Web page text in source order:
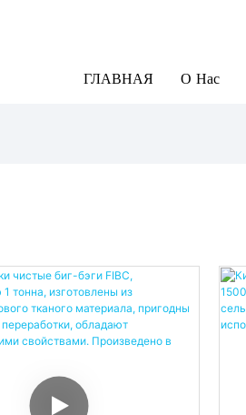
ГЛАВНАЯ О Нас